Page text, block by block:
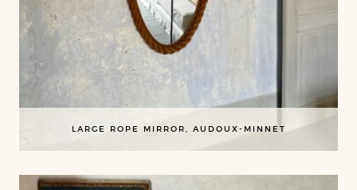
LARGE ROPE MIRROR, AUDOUX-MINNET